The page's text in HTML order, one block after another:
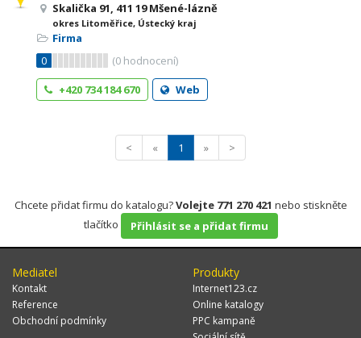
Skalička 91, 411 19 Mšené-lázně
okres Litoměřice, Ústecký kraj
Firma
0
(0 hodnocení)
+420 734 184 670
Web
< « 1 » >
Chcete přidat firmu do katalogu?Volejte 771 270 421 nebo stiskněte
tlačítko
Přihlásit se a přidat firmu
Mediatel
Kontakt
Reference
Obchodní podmínky
Produkty
Internet123.cz
Online katalogy
PPC kampaně